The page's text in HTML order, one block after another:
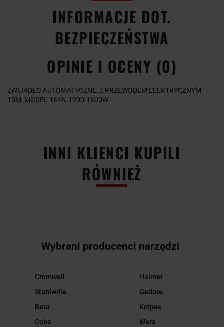
INFORMACJE DOT.
BEZPIECZEŃSTWA
OPINIE I OCENY (0)
ZWIJADŁO AUTOMATYCZNE, Z PRZEWODEM ELEKTRYCZNYM
15M, MODEL 1848, 1200-1600W
INNI KLIENCI KUPILI
RÓWNIEŻ
Wybrani producenci narzędzi
Cromwell
Stahlwille
Beta
Coba
Haimer
Gedore
Knipex
Wera